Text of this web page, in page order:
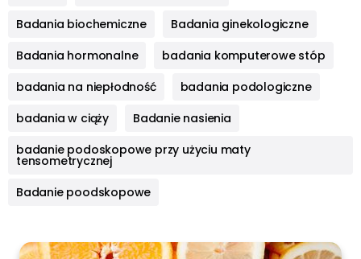
Badania biochemiczne
Badania ginekologiczne
Badania hormonalne
badania komputerowe stóp
badania na niepłodność
badania podologiczne
badania w ciąży
Badanie nasienia
badanie podoskopowe przy użyciu maty
tensometrycznej
Badanie poodskopowe